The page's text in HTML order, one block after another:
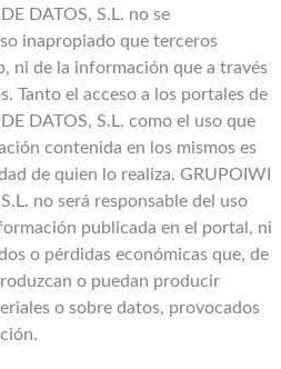
DATOS, S.L. no se
inapropiado que terceros
ni de la información que a través
Tanto el acceso a los portales de
DATOS, S.L. como el uso que
contenida en los mismos es
de quien lo realiza. GRUPOIWI
no será responsable del uso
publicada en el portal, ni
o pérdidas económicas que, de
o puedan producir
o sobre datos, provocados